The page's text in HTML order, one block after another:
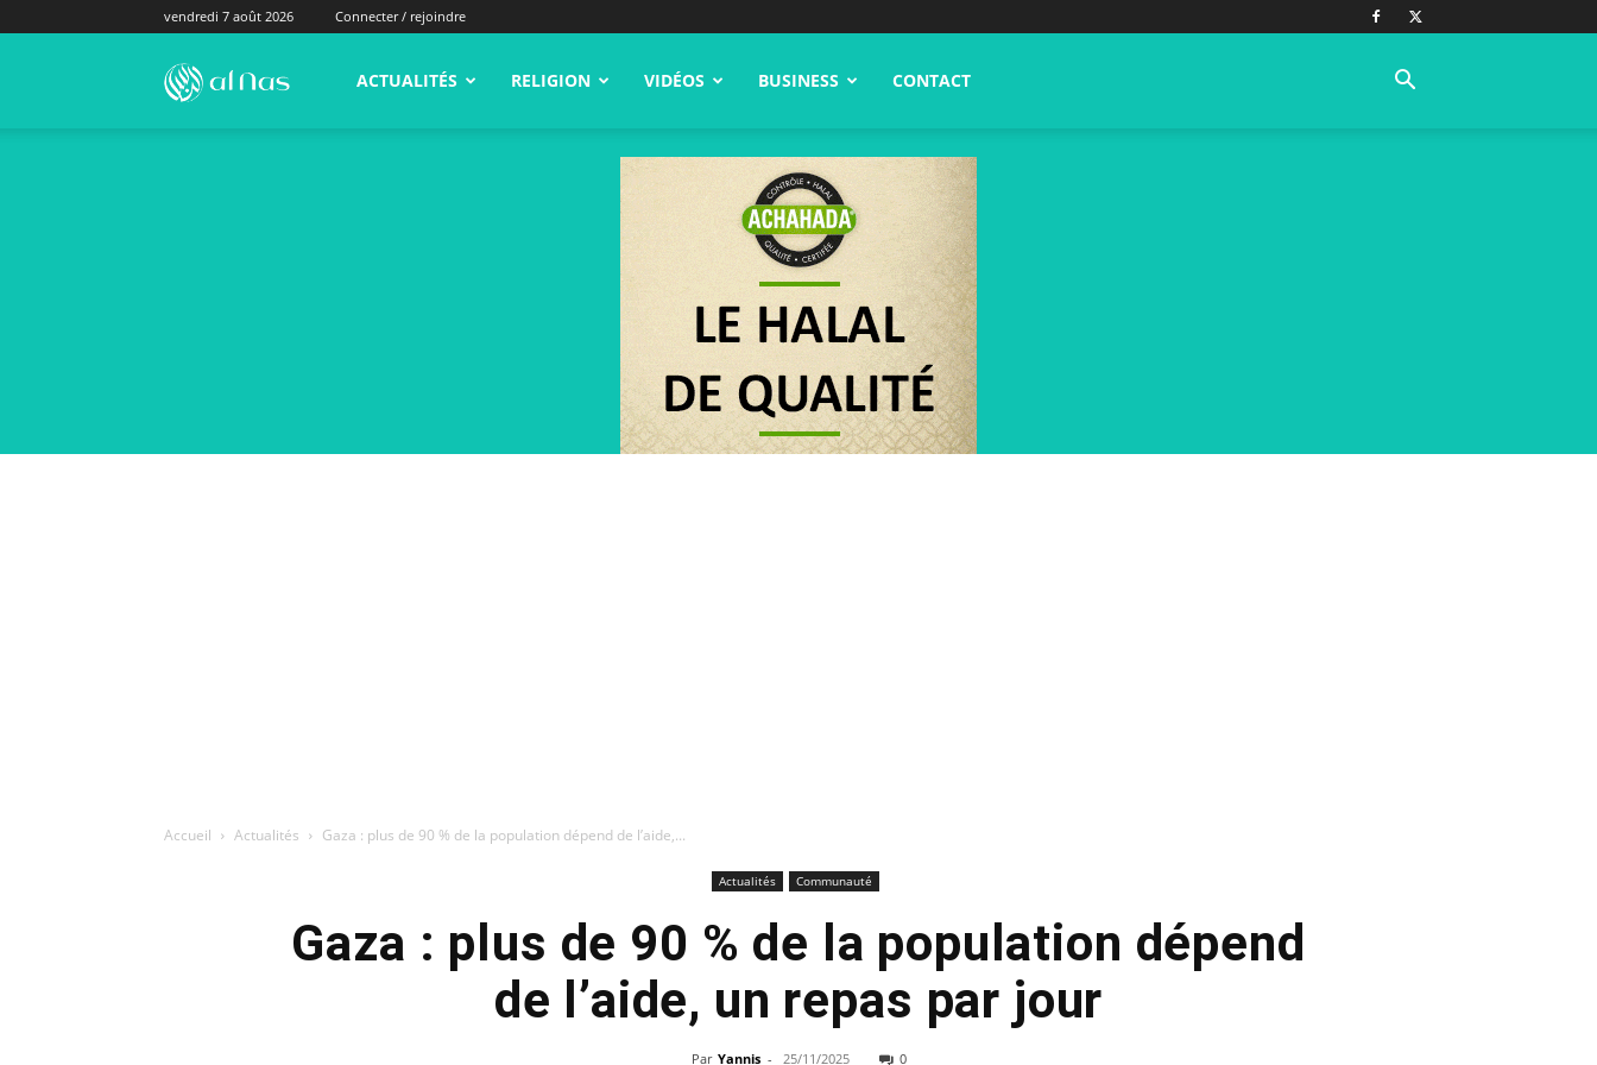
vendredi 7 août 2026 Connecter / rejoindre
alNas.fr ACTUALITÉS RELIGION VIDÉOS BUSINESS CONTACT
Accueil Actualités Gaza : plus de 90 % de la population dépend de l’aide,...
Actualités Communauté
Gaza : plus de 90 % de la population dépend
de l’aide, un repas par jour
Par Yannis - 25/11/2025 0